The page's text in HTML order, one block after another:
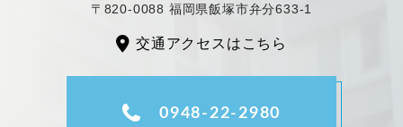
〒820-0088 福岡県飯塚市弁分633-1
交通アクセスはこちら
0948-22-2980